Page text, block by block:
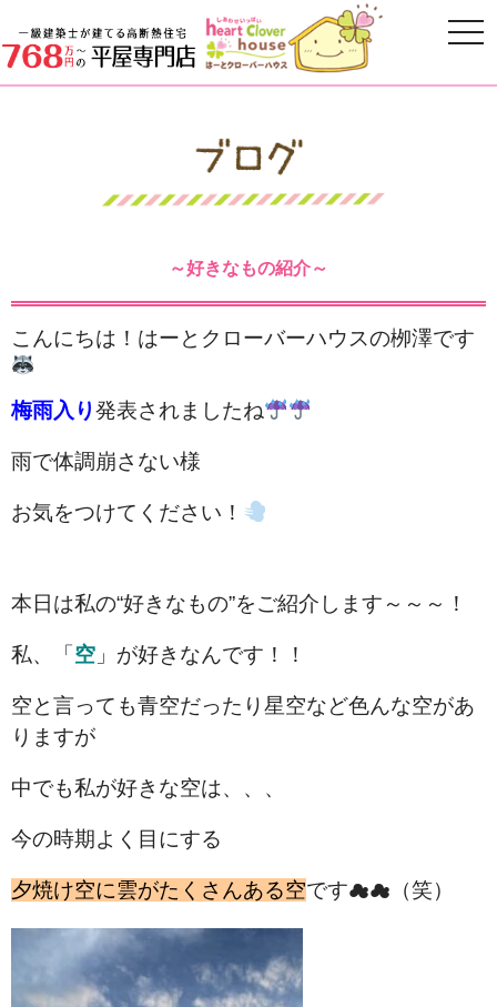
～好きなもの紹介～
こんにちは！はーとクローバーハウスの栁澤です
梅雨入り発表されましたね
雨で体調崩さない様
お気をつけてください！
本日は私の“好きなもの”をご紹介します～～～！
私、「 空 」が好きなんです！！
空と言っても青空だったり星空など色んな空があ
りますが
中でも私が好きな空は、、、
今の時期よく目にする
夕焼け空に雲がたくさんある空です☁☁（笑）